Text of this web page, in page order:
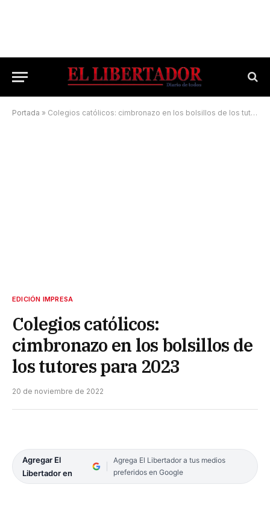
Portada » Colegios católicos: cimbronazo en los bolsillos de los tutores para 2023
EDICIÓN IMPRESA
Colegios católicos:
cimbronazo en los bolsillos de
los tutores para 2023
20 de noviembre de 2022
Agregar El
Libertador en
Agrega El Libertador a tus medios
preferidos en Google